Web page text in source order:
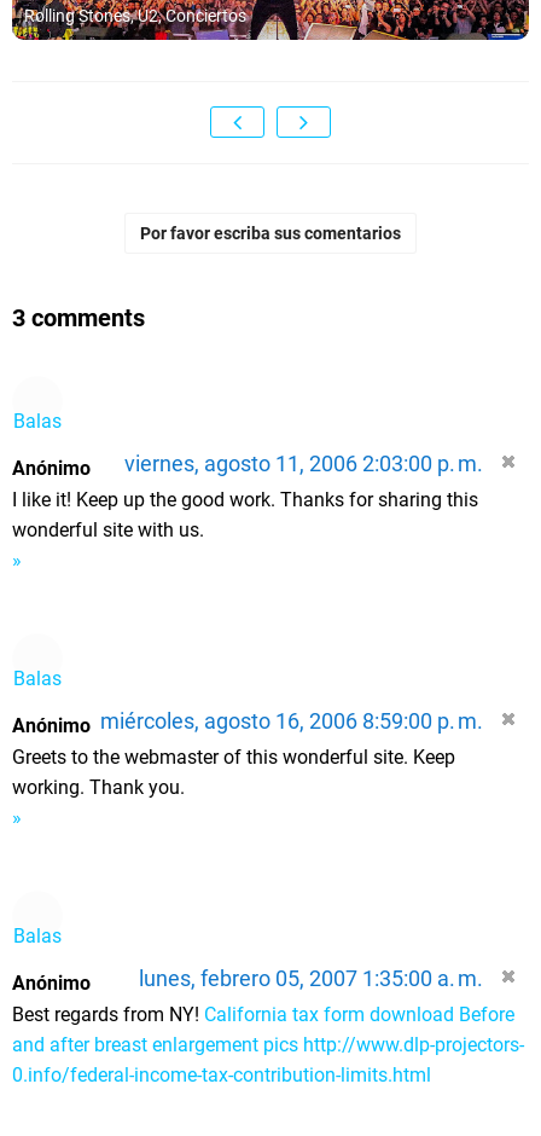
Rolling Stones, U2, Conciertos
Por favor escriba sus comentarios
3 comments
Balas
Anónimo viernes, agosto 11, 2006 2:03:00 p. m.
I like it! Keep up the good work. Thanks for sharing this
wonderful site with us.
»
Balas
Anónimo miércoles, agosto 16, 2006 8:59:00 p. m.
Greets to the webmaster of this wonderful site. Keep
working. Thank you.
»
Balas
Anónimo lunes, febrero 05, 2007 1:35:00 a. m.
Best regards from NY! California tax form download Before
and after breast enlargement pics http://www.dlp-projectors-
0.info/federal-income-tax-contribution-limits.html